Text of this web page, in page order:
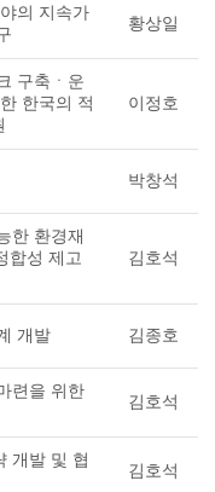
의 지속가
황상일
구축ㆍ운
한국의 적
이정호
박창석
한 환경재
합성 제고
김호석
개발 김종호
련을 위한
김호석
개발 및 협
김호석